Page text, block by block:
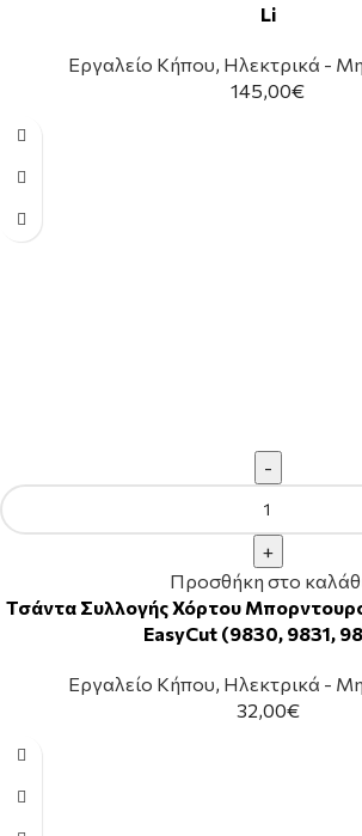
Li
Εργαλείο Κήπου, Ηλεκτρικά -
145,00€
Προσθήκη στο
Τσάντα Συλλογής Χόρτου
EasyCut (9830, 9831,
Εργαλείο Κήπου, Ηλεκτρικά -
32,00€